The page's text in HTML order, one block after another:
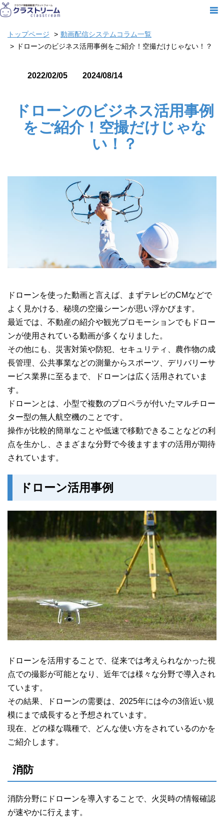
トップページ
動画配信システムコラム一覧
ドローンのビジネス活用事例をご紹介！空撮だけじゃない！？
2022/02/05 2024/08/14
ドローンのビジネス活用事例
をご紹介！空撮だけじゃな
い！？
ドローンを使った動画と言えば、まずテレビのCMなどで
よく見かける、秘境の空撮シーンが思い浮かびます。
最近では、不動産の紹介や観光プロモーションでもドロー
ンが使用されている動画が多くなりました。
その他にも、災害対策や防犯、セキュリティ、農作物の成
長管理、公共事業などの測量からスポーツ、デリバリーサ
ービス業界に至るまで、ドローンは広く活用されていま
す。
ドローンとは、小型で複数のプロペラが付いたマルチロー
ター型の無人航空機のことです。
操作が比較的簡単なことや低速で移動できることなどの利
点を生かし、さまざまな分野で今後ますますの活用が期待
されています。
ドローン活用事例
ドローンを活用することで、従来では考えられなかった視
点での撮影が可能となり、近年では様々な分野で導入され
ています。
その結果、ドローンの需要は、2025年には今の3倍近い規
模にまで成長すると予想されています。
現在、どの様な職種で、どんな使い方をされているのかを
ご紹介します。
消防
消防分野にドローンを導入することで、火災時の情報確認
が速やかに行えます。